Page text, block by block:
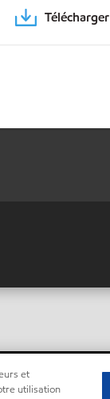
Télécharger
et
utilisation